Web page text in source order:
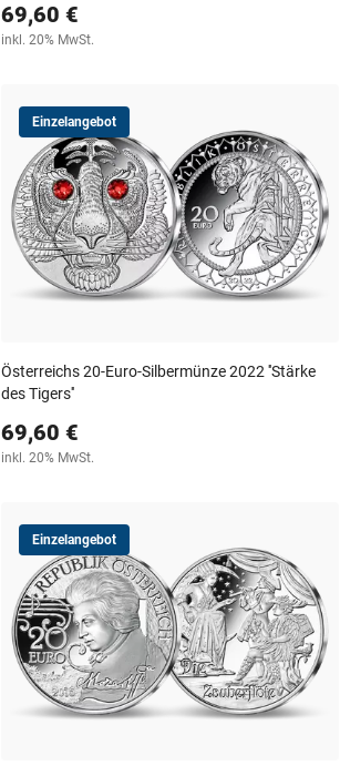
69,60 €
inkl. 20% MwSt.
Einzelangebot
Österreichs 20-Euro-Silbermünze 2022 ''Stärke
des Tigers''
69,60 €
inkl. 20% MwSt.
Einzelangebot